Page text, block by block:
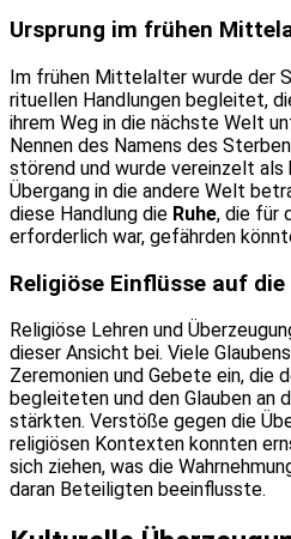
Ursprung im frühen
Im frühen Mittelalter wurde der
rituellen Handlungen begleitet,
ihrem Weg in die nächste Welt
Nennen des Namens des
störend und wurde vereinzelt
Übergang in die andere Welt
diese Handlung die Ruhe, die für
erforderlich war, gefährden
Religiöse Einflüsse auf
Religiöse Lehren und
dieser Ansicht bei. Viele
Zeremonien und Gebete ein, die
begleiteten und den Glauben an
stärkten. Verstöße gegen die
religiösen Kontexten konnten
sich ziehen, was die
daran Beteiligten beeinflusste.